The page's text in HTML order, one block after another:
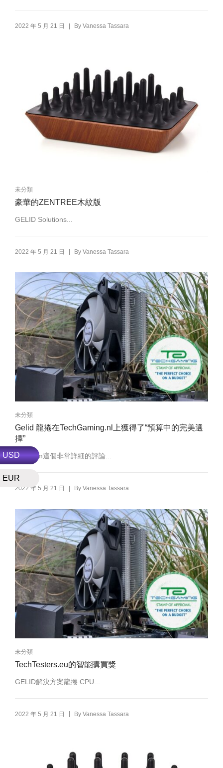
USD
EUR
2022 年 5 月 21 日 By Vanessa Tassara
未分類
豪華的ZENTREE木紋版
GELID Solutions...
2022 年 5 月 21 日 By Vanessa Tassara
未分類
Gelid 龍捲在TechGaming.nl上獲得了“預算中的完美選
擇”
!謝謝Pim這個非常詳細的評論...
2022 年 5 月 21 日 | By Vanessa Tassara
未分類
TechTesters.eu的智能購買獎
GELID解決方案龍捲 CPU...
2022 年 5 月 21 日 By Vanessa Tassara